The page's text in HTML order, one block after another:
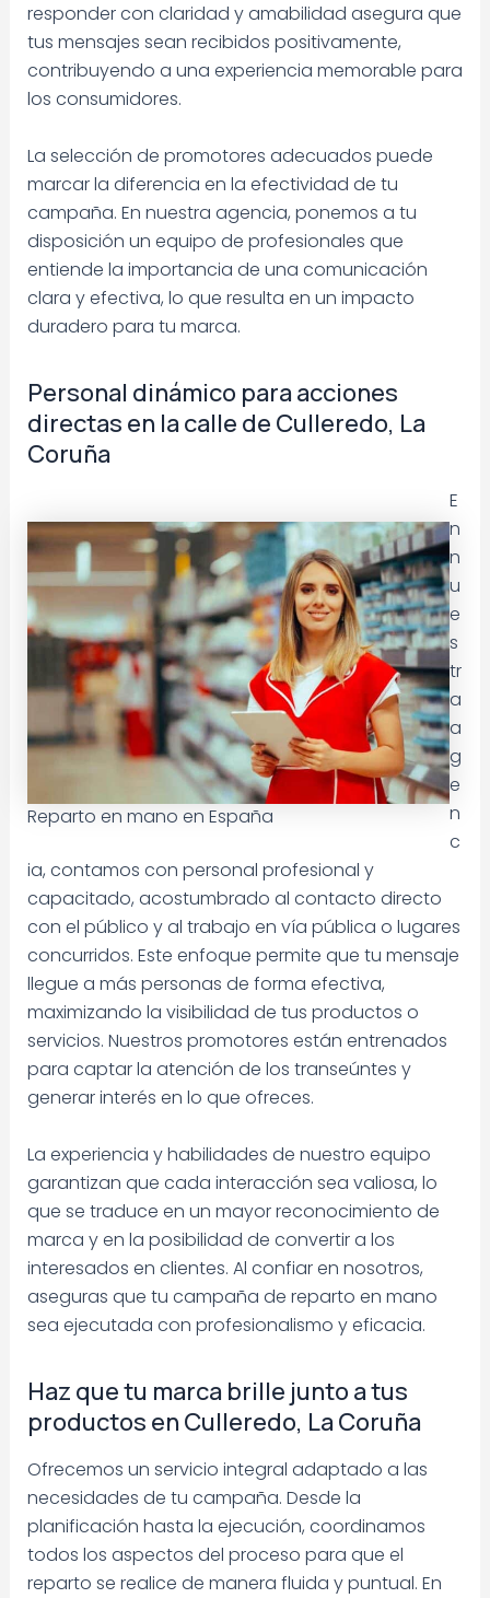
responder con claridad y amabilidad asegura que
tus mensajes sean recibidos positivamente,
contribuyendo a una experiencia memorable para
los consumidores.
La selección de promotores adecuados puede
marcar la diferencia en la efectividad de tu
campaña. En nuestra agencia, ponemos a tu
disposición un equipo de profesionales que
entiende la importancia de una comunicación
clara y efectiva, lo que resulta en un impacto
duradero para tu marca.
Personal dinámico para acciones
directas en la calle de Culleredo, La
Coruña
Reparto en mano en España
E
n
n
u
e
s
tr
a
a
g
e
n
c
ia, contamos con personal profesional y
capacitado, acostumbrado al contacto directo
con el público y al trabajo en vía pública o lugares
concurridos. Este enfoque permite que tu mensaje
llegue a más personas de forma efectiva,
maximizando la visibilidad de tus productos o
servicios. Nuestros promotores están entrenados
para captar la atención de los transeúntes y
generar interés en lo que ofreces.
La experiencia y habilidades de nuestro equipo
garantizan que cada interacción sea valiosa, lo
que se traduce en un mayor reconocimiento de
marca y en la posibilidad de convertir a los
interesados en clientes. Al confiar en nosotros,
aseguras que tu campaña de reparto en mano
sea ejecutada con profesionalismo y eficacia.
Haz que tu marca brille junto a tus
productos en Culleredo, La Coruña
Ofrecemos un servicio integral adaptado a las
necesidades de tu campaña. Desde la
planificación hasta la ejecución, coordinamos
todos los aspectos del proceso para que el
reparto se realice de manera fluida y puntual. En